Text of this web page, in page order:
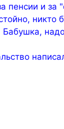
пенсии и за
никто
Бабушка,